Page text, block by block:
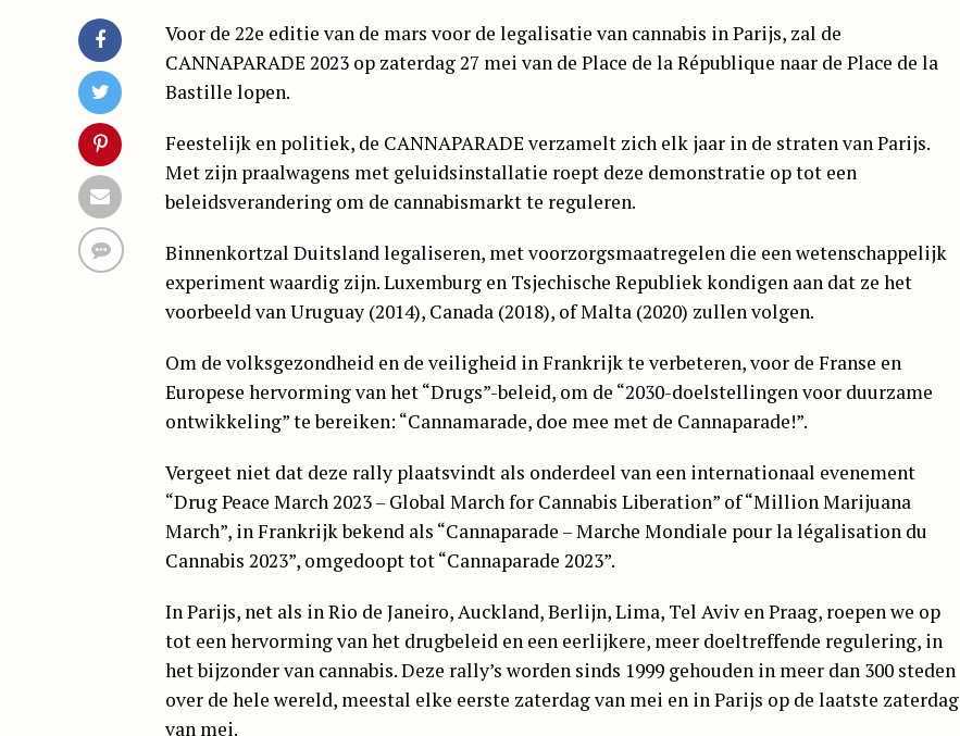
Voor de 22e editie van de mars voor de legalisatie van cannabis in Parijs, zal de
CANNAPARADE 2023 op zaterdag 27 mei van de Place de la République naar de Place de la
Bastille lopen.
Feestelijk en politiek, de CANNAPARADE verzamelt zich elk jaar in de straten van Parijs.
Met zijn praalwagens met geluidsinstallatie roept deze demonstratie op tot een
beleidsverandering om de cannabismarkt te reguleren.
Binnenkortzal Duitsland legaliseren, met voorzorgsmaatregelen die een wetenschappelijk
experiment waardig zijn. Luxemburg en Tsjechische Republiek kondigen aan dat ze het
voorbeeld van Uruguay (2014), Canada (2018), of Malta (2020) zullen volgen.
Om de volksgezondheid en de veiligheid in Frankrijk te verbeteren, voor de Franse en
Europese hervorming van het “Drugs”-beleid, om de “2030-doelstellingen voor duurzame
ontwikkeling” te bereiken: “Cannamarade, doe mee met de Cannaparade!”.
Vergeet niet dat deze rally plaatsvindt als onderdeel van een internationaal evenement
“Drug Peace March 2023 – Global March for Cannabis Liberation” of “Million Marijuana
March”, in Frankrijk bekend als “Cannaparade – Marche Mondiale pour la légalisation du
Cannabis 2023”, omgedoopt tot “Cannaparade 2023”.
In Parijs, net als in Rio de Janeiro, Auckland, Berlijn, Lima, Tel Aviv en Praag, roepen we op
tot een hervorming van het drugbeleid en een eerlijkere, meer doeltreffende regulering, in
het bijzonder van cannabis. Deze rally’s worden sinds 1999 gehouden in meer dan 300 steden
over de hele wereld, meestal elke eerste zaterdag van mei en in Parijs op de laatste zaterdag
van mei.